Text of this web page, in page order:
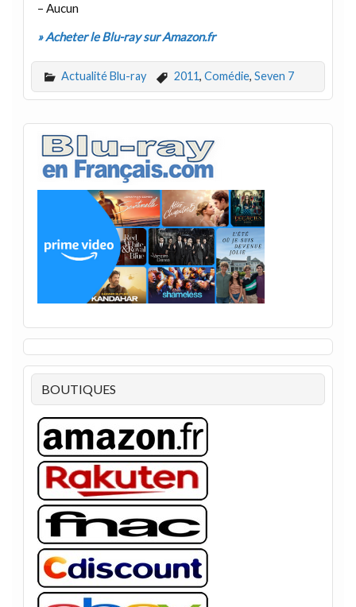
– Aucun
» Acheter le Blu-ray sur Amazon.fr
Actualité Blu-ray 2011, Comédie, Seven 7
BOUTIQUES